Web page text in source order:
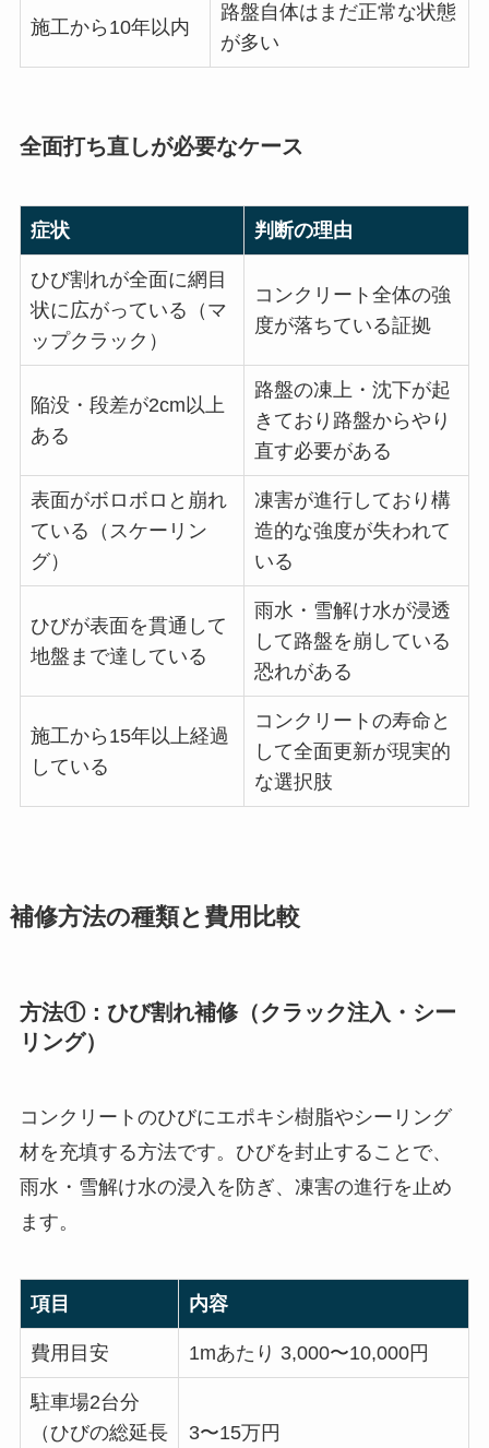
施工から10年以内
路盤自体はまだ正常な状態
が多い
全面打ち直しが必要なケース
症状 判断の理由
ひび割れが全面に網目
状に広がっている（マ
ップクラック）
コンクリート全体の強
度が落ちている証拠
陥没・段差が2cm以上
ある
路盤の凍上・沈下が起
きており路盤からやり
直す必要がある
表面がボロボロと崩れ
ている（スケーリン
グ）
凍害が進行しており構
造的な強度が失われて
いる
ひびが表面を貫通して
地盤まで達している
雨水・雪解け水が浸透
して路盤を崩している
恐れがある
施工から15年以上経過
している
コンクリートの寿命と
して全面更新が現実的
な選択肢
補修方法の種類と費用比較
方法①：ひび割れ補修（クラック注入・シー
リング）
コンクリートのひびにエポキシ樹脂やシーリング
材を充填する方法です。ひびを封止することで、
雨水・雪解け水の浸入を防ぎ、凍害の進行を止め
ます。
項目 内容
費用目安 1mあたり 3,000〜10,000円
駐車場2台分
（ひびの総延長
3〜15万円